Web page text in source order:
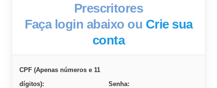
Prescritores
Faça login abaixo ou Crie sua
conta
CPF (Apenas números e 11
dígitos):
Senha: